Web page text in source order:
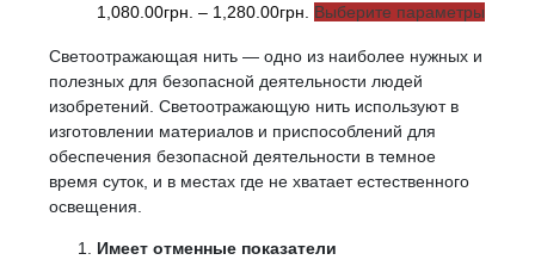
1,080.00грн. – 1,280.00грн. Диапазон
1,080.00грн.
–
1,280.00грн.
Выберите параметры
Светоотражающая нить — одно из наиболее нужных и
полезных для безопасной деятельности людей
изобретений. Светоотражающую нить используют в
изготовлении материалов и приспособлений для
обеспечения безопасной деятельности в темное
время суток, и в местах где не хватает естественного
освещения.
Имеет отменные показатели